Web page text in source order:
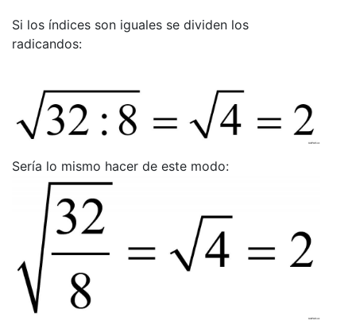
Si los índices son iguales se dividen los
radicandos:
Sería lo mismo hacer de este modo: